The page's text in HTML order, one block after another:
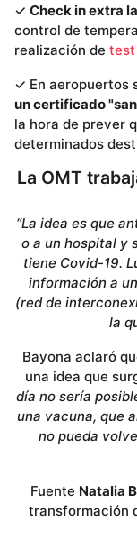
✓ Check in extra
control de
realización de test
✓ En aeropuertos
un certificado
la hora de prever
determinados
La OMT
“La idea es que
o a un hospital y
tiene Covid-19.
información a
(red de
la
Bayona aclaró
una idea que
día no sería
una vacuna, que
no pueda
Fuente Natalia
transformación